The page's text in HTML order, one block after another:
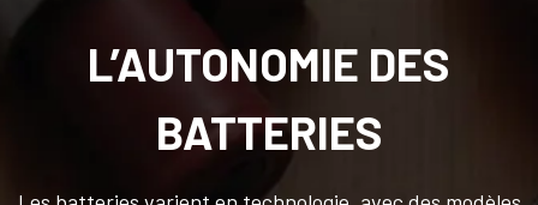
L’AUTONOMIE DES
BATTERIES